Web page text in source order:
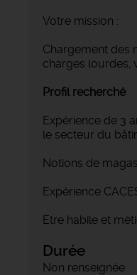
Votre mission :
Chargement des
charges lourdes,
Profil recherché
Expérience de 3
le secteur du
Notions de
Expérience
Etre habile et
Durée
Non renseignée